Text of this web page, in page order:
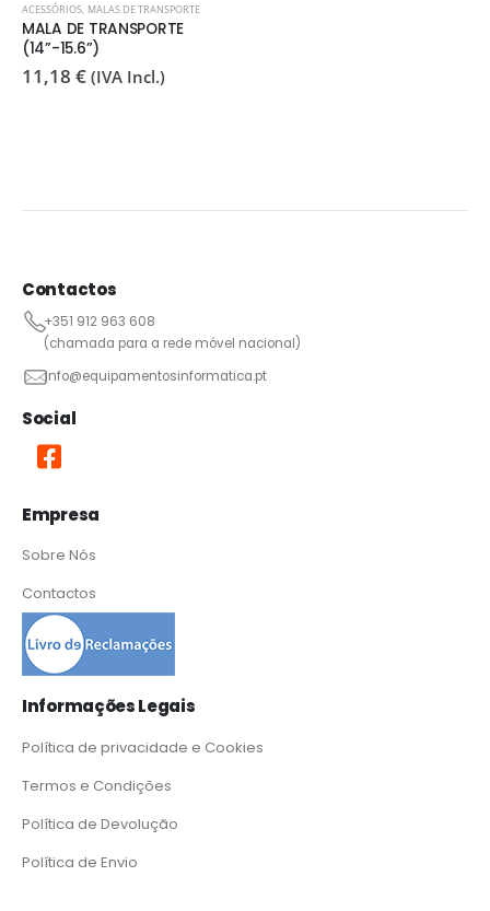
ACESSÓRIOS, MALAS DE TRANSPORTE
MALA DE TRANSPORTE
(14”-15.6”)
11,18 € (IVA Incl.)
Contactos
+351 912 963 608
(chamada para a rede móvel nacional)
info@equipamentosinformatica.pt
Social
Empresa
Sobre Nós
Contactos
Informações Legais
Política de privacidade e Cookies
Termos e Condições
Política de Devolução
Política de Envio